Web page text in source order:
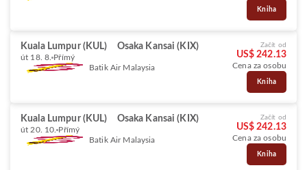
Kniha
Kuala Lumpur (KUL) Osaka Kansai (KIX)
út 18. 8. Přímý
Batik Air Malaysia
Začít od
US$ 242.13
Cena za osobu
Kniha
Kuala Lumpur (KUL) Osaka Kansai (KIX)
út 20. 10. Přímý
Batik Air Malaysia
Začít od
US$ 242.13
Cena za osobu
Kniha